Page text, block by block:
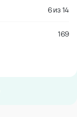
6из14
169